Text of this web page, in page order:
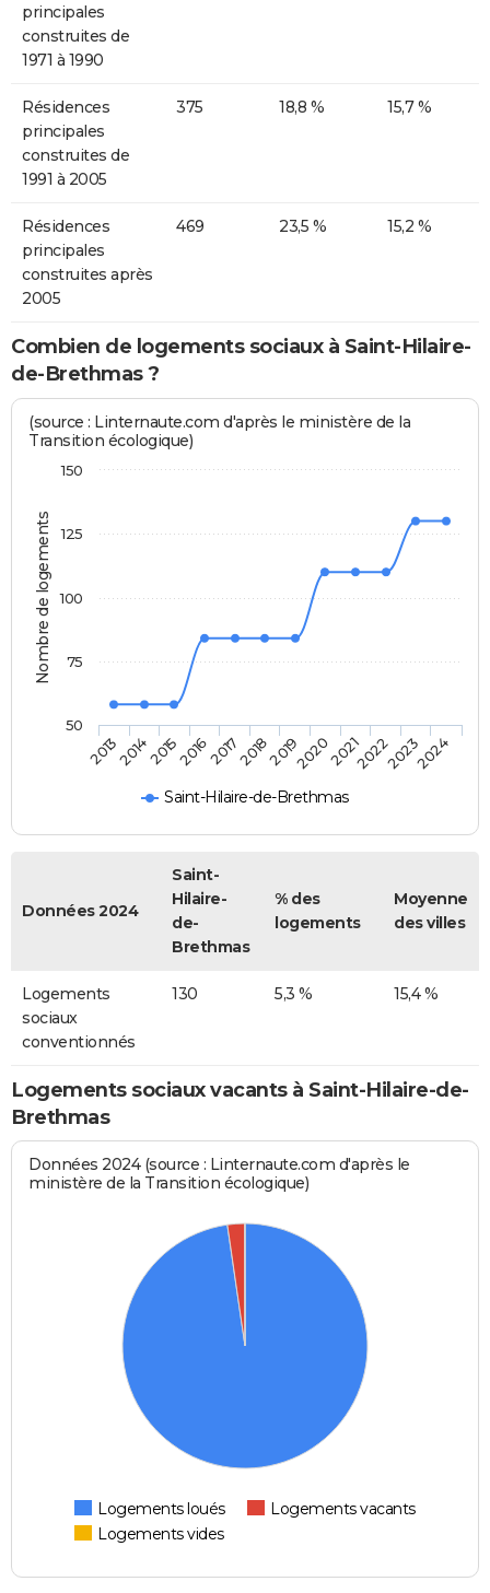
principales
construites de
1971 à 1990
Résidences
principales
construites de
1991 à 2005
375 18,8 % 15,7 %
Résidences
principales
construites après
2005
469 23,5 % 15,2 %
Combien de logements sociaux à Saint-Hilaire-
de-Brethmas ?
Nombre de logements
(source : Linternaute.com d'après le ministère de la
Transition écologique)
Saint-Hilaire-de-Brethmas
201320142015201620172018201920202021202220232024
50
75
100
125
150
Données 2024
Saint-
Hilaire-
de-
Brethmas
% des
logements
Moyenne
des villes
Logements
sociaux
conventionnés
130 5,3 % 15,4 %
Logements sociaux vacants à Saint-Hilaire-de-
Brethmas
Données 2024 (source : Linternaute.com d'après le
ministère de la Transition écologique)
Logements loués
Logements vacants
Logements vides